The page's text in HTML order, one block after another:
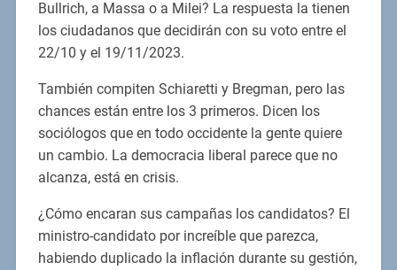
Bullrich, a Massa o a Milei? La respuesta la tienen
los ciudadanos que decidirán con su voto entre el
22/10 y el 19/11/2023.
También compiten Schiaretti y Bregman, pero las
chances están entre los 3 primeros. Dicen los
sociólogos que en todo occidente la gente quiere
un cambio. La democracia liberal parece que no
alcanza, está en crisis.
¿Cómo encaran sus campañas los candidatos? El
ministro-candidato por increíble que parezca,
habiendo duplicado la inflación durante su gestión,